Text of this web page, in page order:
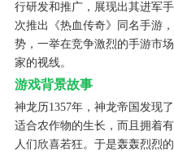
行研发和推广，展现出其进军
次推出《热血传奇》同名手游
势，一举在竞争激烈的手游市
家的视线。
游戏背景故事
神龙历1357年，神龙帝国发现
适合农作物的生长，而且拥着
人们欣喜若狂。于是轰轰烈烈